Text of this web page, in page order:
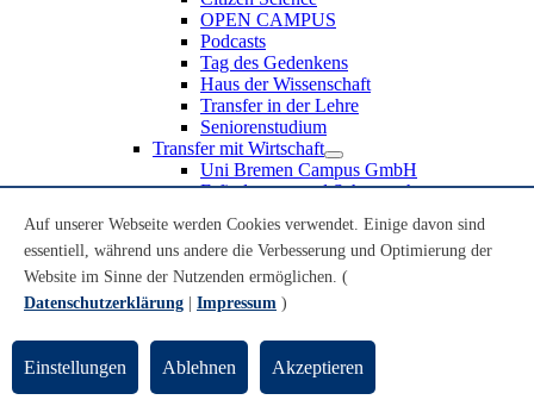
OPEN CAMPUS
Podcasts
Tag des Gedenkens
Haus der Wissenschaft
Transfer in der Lehre
Seniorenstudium
Transfer mit Wirtschaft
Uni Bremen Campus GmbH
Erfindungen und Schutzrechte
Recruiting an der Universität Bremen
Weiterbildung an der Universität Bremen
Transfer mit Schule
Schülerinnen und Schüler
Schulklassen
Lehrkräfte
Gründungsunterstützung
Auf unserer Webseite werden Cookies verwendet. Einige davon sind
essentiell, während uns andere die Verbesserung und Optimierung der
Website im Sinne der Nutzenden ermöglichen. (
Datenschutzerklärung
Impressum )
Einstellungen Ablehnen Akzeptieren